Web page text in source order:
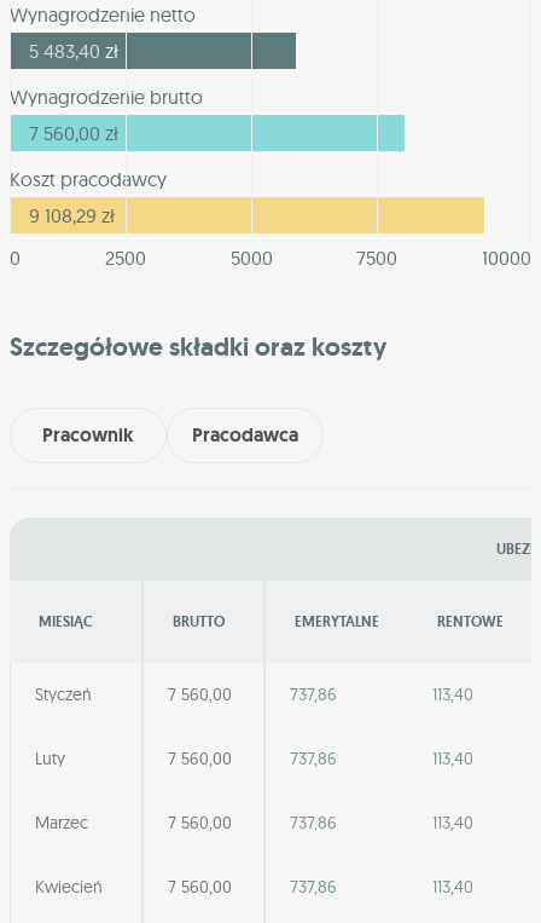
Wynagrodzenie netto
5 483,40 zł
Wynagrodzenie brutto
7 560,00 zł
Koszt pracodawcy
9 108,29 zł
0
2500 5000 7500 10000
Szczegółowe składki oraz koszty
Pracownik Pracodawca
MIESIĄC BRUTTO EMERYTALNE RENTOWE
Styczeń 7 560,00 737,86 113,40
Luty 7 560,00 737,86 113,40
Marzec 7 560,00 737,86 113,40
Kwiecień 7 560,00 737,86 113,40